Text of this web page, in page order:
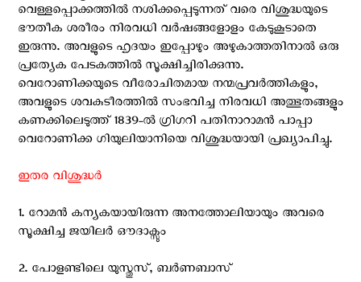
വെള്ളപ്പൊക്കത്തില്‍ നശിക്കപ്പെടുന്നത് വരെ വിശുദ്ധയുടെ
ഭൗതീക ശരീരം നിരവധി വര്‍ഷങ്ങളോളം കേടുകൂടാതെ
ഇരുന്നു. അവളുടെ ഹൃദയം ഇപ്പോഴും അഴുകാത്തതിനാല്‍ ഒരു
പ്രത്യേക പേടകത്തില്‍ സൂക്ഷിച്ചിരിക്കുന്നു.
വെറോണിക്കയുടെ വീരോചിതമായ നന്മപ്രവര്‍ത്തികളും,
അവളുടെ ശവകുടീരത്തില്‍ സംഭവിച്ച നിരവധി അത്ഭുതങ്ങളും
കണക്കിലെടുത്ത് 1839-ല്‍ ഗ്രിഗറി പതിനാറാമന്‍ പാപ്പാ
വെറോണിക്ക ഗിയുലിയാനിയെ വിശുദ്ധയായി പ്രഖ്യാപിച്ചു.
ഇതര വിശുദ്ധര്‍
1. റോമന്‍ കന്യകയായിരുന്ന അനത്തോലിയായും അവരെ
സൂക്ഷിച്ച ജയിലര്‍ ഔദാക്സും
2. പോളണ്ടിലെ യുസ്തുസ്, ബര്‍ണബാസ്